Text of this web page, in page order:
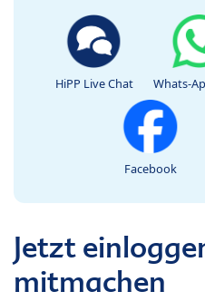
HiPP Live Chat Whats-
Facebook
Jetzt
mitmachen